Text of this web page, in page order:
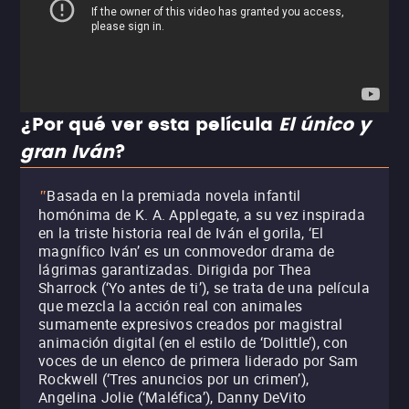
¿Por qué ver esta película El único y
gran Iván?
"Basada en la premiada novela infantil
homónima de K. A. Applegate, a su vez inspirada
en la triste historia real de Iván el gorila, ‘El
magnífico Iván’ es un conmovedor drama de
lágrimas garantizadas. Dirigida por Thea
Sharrock (‘Yo antes de ti’), se trata de una película
que mezcla la acción real con animales
sumamente expresivos creados por magistral
animación digital (en el estilo de ‘Dolittle’), con
voces de un elenco de primera liderado por Sam
Rockwell (‘Tres anuncios por un crimen’),
Angelina Jolie (‘Maléfica’), Danny DeVito